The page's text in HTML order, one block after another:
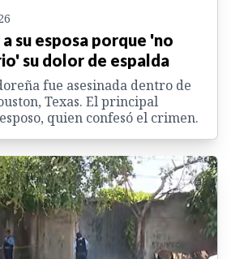
su esposa porque 'no
su dolor de espalda
fue asesinada dentro de
Texas. El principal
quien confesó el crimen.